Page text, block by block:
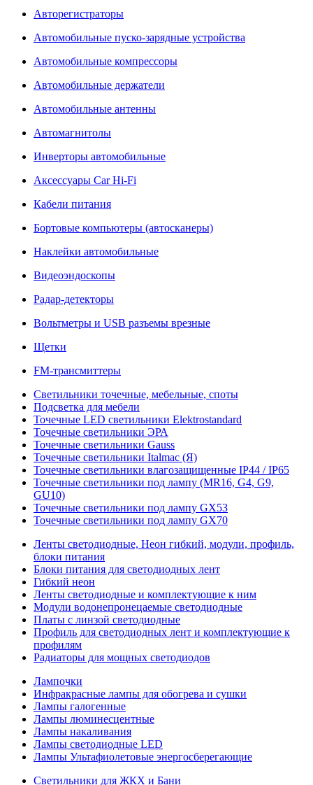
Авторегистраторы
Автомобильные пуско-зарядные устройства
Автомобильные компрессоры
Автомобильные держатели
Автомобильные антенны
Автомагнитолы
Инверторы автомобильные
Аксессуары Car Hi-Fi
Кабели питания
Бортовые компьютеры (автосканеры)
Наклейки автомобильные
Видеоэндоскопы
Радар-детекторы
Вольтметры и USB разъемы врезные
Щетки
FM-трансмиттеры
Светильники точечные, мебельные, споты
Подсветка для мебели
Точечные LED светильники Elektrostandard
Точечные светильники ЭРА
Точечные светильники Gauss
Точечные светильники Italmac (Я)
Точечные светильники влагозащищенные IP44 / IP65
Точечные светильники под лампу (MR16, G4, G9,
GU10)
Точечные светильники под лампу GX53
Точечные светильники под лампу GX70
Ленты светодиодные, Неон гибкий, модули, профиль,
блоки питания
Блоки питания для светодиодных лент
Гибкий неон
Ленты светодиодные и комплектующие к ним
Модули водонепронецаемые светодиодные
Платы с линзой светодиодные
Профиль для светодиодных лент и комплектующие к
профилям
Радиаторы для мощных светодиодов
Лампочки
Инфракрасные лампы для обогрева и сушки
Лампы галогенные
Лампы люминесцентные
Лампы накаливания
Лампы светодиодные LED
Лампы Ультафиолетовые энергосберегающие
Светильники для ЖКХ и Бани